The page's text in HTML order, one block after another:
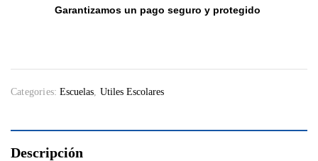
Garantizamos un pago seguro y protegido
Categories: Escuelas, Utiles Escolares
Descripción